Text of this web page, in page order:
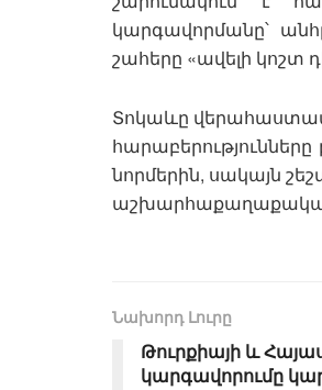
կարգավորմանը՝
շահերը «ավելի կոշտ
Տոկաևը
նորմերին, սակայն
Նախորդ Լուրը
Թուրքիայի և
կարգավորումը